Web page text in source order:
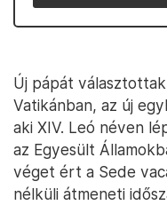
Új pápát
Vatikánban, az új
aki XIV. Leó néven
az Egyesült
véget ért a Sede
nélküli átmeneti